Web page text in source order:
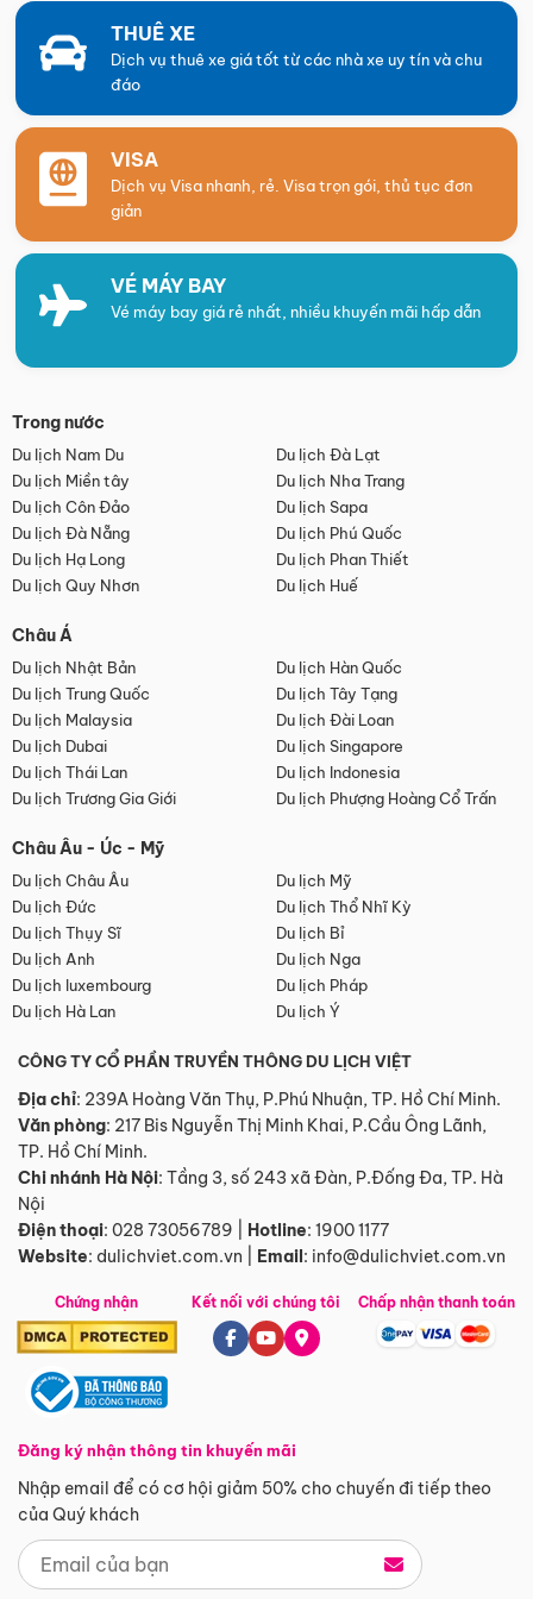
THUÊ XE
Dịch vụ thuê xe giá tốt từ các nhà xe uy tín và chu
đáo
VISA
Dịch vụ Visa nhanh, rẻ. Visa trọn gói, thủ tục đơn
giản
VÉ MÁY BAY
Vé máy bay giá rẻ nhất, nhiều khuyến mãi hấp dẫn
Trong nước
Du lịch Nam Du
Du lịch Đà Lạt
Du lịch Miền tây
Du lịch Nha Trang
Du lịch Côn Đảo
Du lịch Sapa
Du lịch Đà Nẵng
Du lịch Phú Quốc
Du lịch Hạ Long
Du lịch Phan Thiết
Du lịch Quy Nhơn
Du lịch Huế
Châu Á
Du lịch Nhật Bản
Du lịch Hàn Quốc
Du lịch Trung Quốc
Du lịch Tây Tạng
Du lịch Malaysia
Du lịch Đài Loan
Du lịch Dubai
Du lịch Singapore
Du lịch Thái Lan
Du lịch Indonesia
Du lịch Trương Gia Giới
Du lịch Phượng Hoàng Cổ Trấn
Châu Âu - Úc - Mỹ
Du lịch Châu Âu
Du lịch Mỹ
Du lịch Đức
Du lịch Thổ Nhĩ Kỳ
Du lịch Thụy Sĩ
Du lịch Bỉ
Du lịch Anh
Du lịch Nga
Du lịch luxembourg
Du lịch Pháp
Du lịch Hà Lan
Du lịch Ý
CÔNG TY CỔ PHẦN TRUYỀN THÔNG DU LỊCH VIỆT
Địa chỉ: 239A Hoàng Văn Thụ, P.Phú Nhuận, TP. Hồ Chí Minh.
Văn phòng: 217 Bis Nguyễn Thị Minh Khai, P.Cầu Ông Lãnh,
TP. Hồ Chí Minh.
Chi nhánh Hà Nội: Tầng 3, số 243 xã Đàn, P.Đống Đa, TP. Hà
Nội
Điện thoại: 028 73056789 Hotline: 1900 1177
Website: dulichviet.com.vn Email: info@dulichviet.com.vn
Chứng nhận
Đăng ký nhận thông tin khuyến mãi
Nhập email để có cơ hội giảm 50% cho chuyến đi tiếp theo
của Quý khách
Kết nối với chúng tôi Chấp nhận thanh toán